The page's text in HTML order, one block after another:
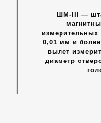
ШМ-III —
измерительных
0,01 мм и
вылет
диаметр